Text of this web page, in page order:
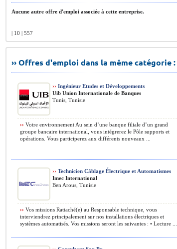
Aucune autre offre d'emploi associée à cette entreprise.
| 10 | 557
›› Offres d'emploi dans la même catégorie :
›› Ingénieur Etudes et Développements
Uib Union Internationale de Banques
Tunis, Tunisie
›› Votre environnement Au sein d’une banque filiale d’un grand
groupe bancaire international, vous intégrerez le Pôle supports et
opérations. Vous participerez aux différents nouveaux ...
›› Technicien Câblage Électrique et Automatismes
Imec International
Ben Arous, Tunisie
›› Vos missions Rattaché(e) au Responsable technique, vous
interviendrez principalement sur nos installations électriques et
systèmes automatisés. Vos missions seront les suivantes : • Lecture ...